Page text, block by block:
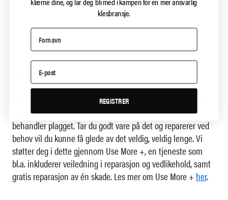
USE MORE +
Dette produktet er laget med slitesterke materialer og i et
tidløst design. Det bidrar til at du kan bruke det i mange år,
men levetiden er også helt avhengig av hvordan du
behandler plagget. Tar du godt vare på det og reparerer ved
behov vil du kunne få glede av det veldig, veldig lenge. Vi
støtter deg i dette gjennom Use More +, en tjeneste som
bl.a. inkluderer veiledning i reparasjon og vedlikehold, samt
gratis reparasjon av én skade. Les mer om Use More + her.
klesbransje.
REGISTRER